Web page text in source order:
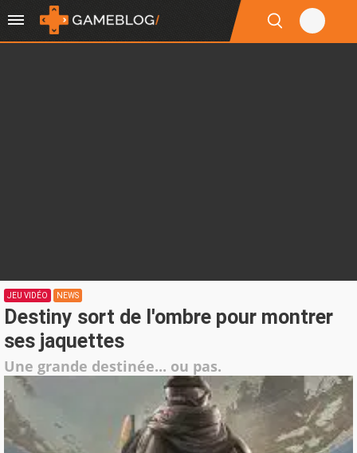
JEU VIDÉO NEWS
Destiny sort de l'ombre pour montrer
ses jaquettes
Une grande destinée... ou pas.